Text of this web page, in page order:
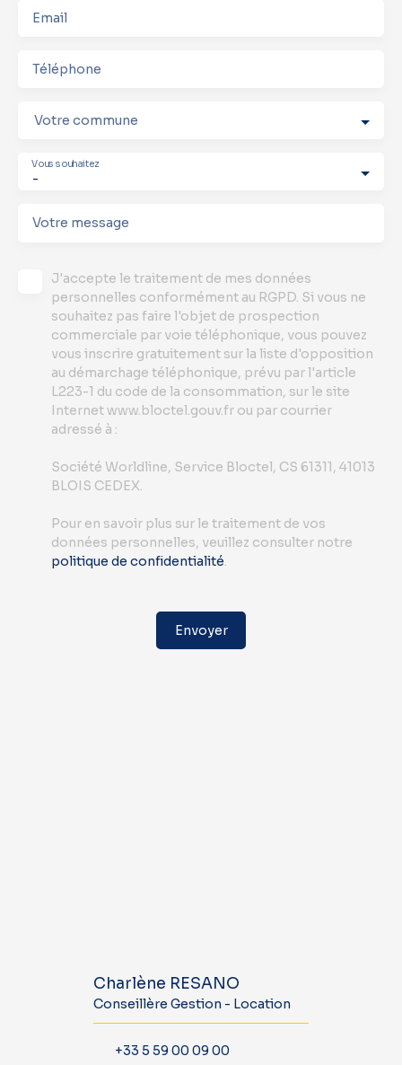
Email
Téléphone
Votre commune
-
Vous souhaitez
Votre message
J'accepte le traitement de mes données
personnelles conformément au RGPD. Si vous ne
souhaitez pas faire l'objet de prospection
commerciale par voie téléphonique, vous pouvez
vous inscrire gratuitement sur la liste d'opposition
au démarchage téléphonique, prévu par l'article
L223-1 du code de la consommation, sur le site
Internet www.bloctel.gouv.fr ou par courrier
adressé à :
Société Worldline, Service Bloctel, CS 61311, 41013
BLOIS CEDEX.
Pour en savoir plus sur le traitement de vos
données personnelles, veuillez consulter notre
politique de confidentialité.
Envoyer
Charlène RESANO
Conseillère Gestion - Location
+33 5 59 00 09 00